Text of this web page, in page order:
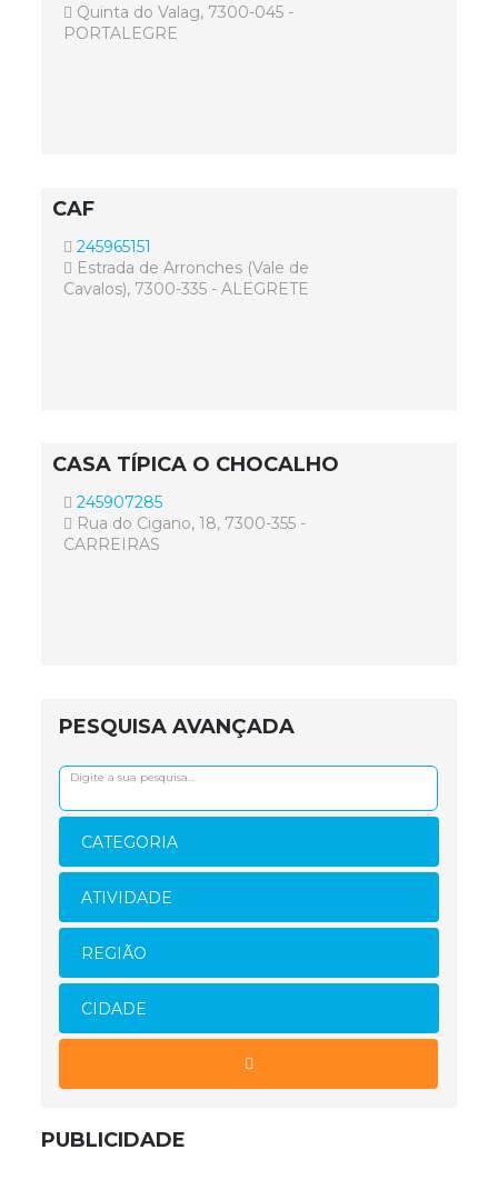
Quinta do Valag, 7300-045 -
PORTALEGRE
CAF
245965151
Estrada de Arronches (Vale de
Cavalos), 7300-335 - ALEGRETE
CASA TÍPICA O CHOCALHO
245907285
Rua do Cigano, 18, 7300-355 -
CARREIRAS
PESQUISA AVANÇADA
CATEGORIA
ATIVIDADE
REGIÃO
CIDADE
PUBLICIDADE